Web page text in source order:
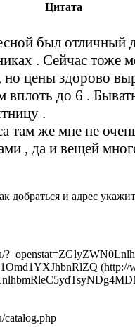
Цитата
был отличный
. Сейчас тоже
но цены здорово
вплоть до 6 .
.
там же мне не
, да и вещей
добраться и адрес
(http://
catalog.php